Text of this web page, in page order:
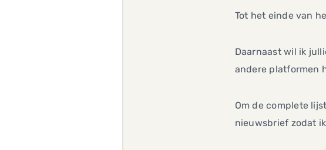
Tot het einde van
Daarnaast wil ik
andere platformen
Om de complete
nieuwsbrief zodat